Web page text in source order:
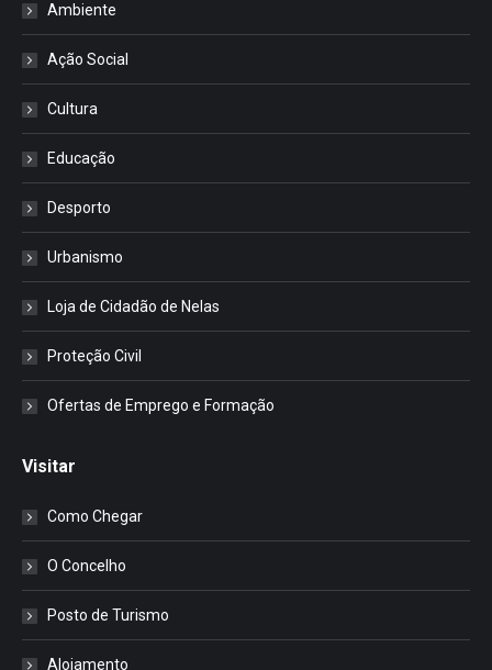
Ambiente
Ação Social
Cultura
Educação
Desporto
Urbanismo
Loja de Cidadão de Nelas
Proteção Civil
Ofertas de Emprego e Formação
Visitar
Como Chegar
O Concelho
Posto de Turismo
Alojamento